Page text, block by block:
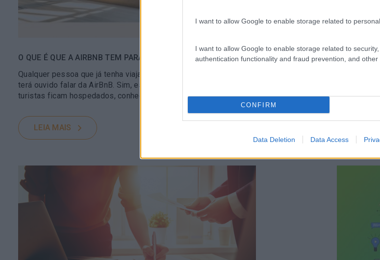
I want to allow Google to enable storage related to
I want to allow Google to enable storage related to
authentication functionality and fraud prevention, and other
CONFIRM
Data Deletion Data Access
O QUE É QUE A AIRBNB TEM PARA ENSINAR SOBRE EMPLOYEE EXPERIENCE?
Qualquer pessoa que já tenha viajado pelo menos uma vez nos últimos dez anos já
terá ouvido falar da AirBnB. Sim, essa empresa que transformou a forma como os
turistas ficam hospedados, conhecem novas culturas…
LEIA MAIS
O NOVO
Desde
que sair